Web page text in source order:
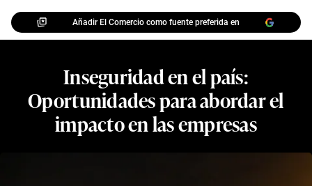
Añadir El Comercio como fuente preferida en
Inseguridad en el país:
Oportunidades para abordar el
impacto en las empresas